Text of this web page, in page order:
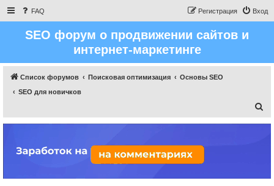
FAQ Вход
Регистрация
SEO форум о продвижении сайтов и
интернет-маркетинге
Список форумов Поисковая оптимизация
Основы SEO
SEO для новичков